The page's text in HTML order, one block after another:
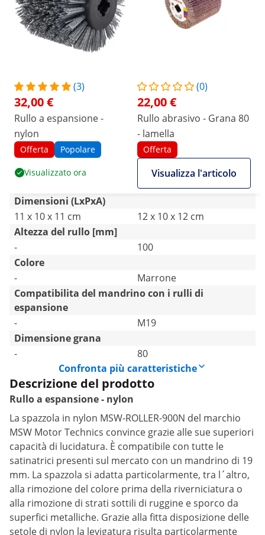
(3)
32,00 €
Rullo a espansione -
nylon
Offerta Popolare
Visualizzato ora
(0)
22,00 €
Rullo abrasivo - Grana 80
- lamella
Offerta
Visualizza l'articolo
Dimensioni (LxPxA)
11 x 10 x 11 cm
12 x 10 x 12 cm
Altezza del rullo [mm]
-
100
Colore
-
Marrone
Compatibilita del mandrino con i rulli di
espansione
-
M19
Dimensione grana
-
80
Confronta più caratteristiche
Descrizione del prodotto
Rullo a espansione - nylon
La spazzola in nylon MSW-ROLLER-900N del marchio
MSW Motor Technics convince grazie alle sue superiori
capacità di lucidatura. È compatibile con tutte le
satinatrici presenti sul mercato con un mandrino di 19
mm. La spazzola si adatta particolarmente, tra l´altro,
alla rimozione del colore prima della riverniciatura o
alla rimozione di strati sottili di ruggine e sporco da
superfici metalliche. Grazie alla fitta disposizione delle
setole di nylon la levigatura risulta particolarmente